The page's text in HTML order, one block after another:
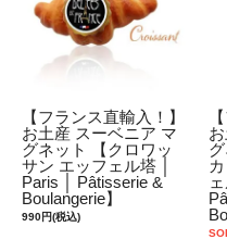
【フランス直輸入！】
お土産 スーベニア マ
グネット 【クロワッ
サン エッフェル塔 │
Paris │ Pâtisserie &
Boulangerie】
990円(税込)